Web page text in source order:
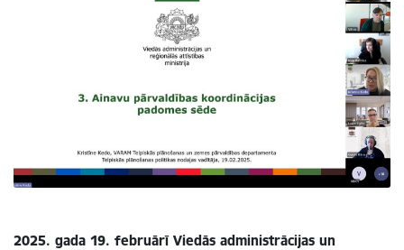
2025. gada 19. februārī Viedās administrācijas un